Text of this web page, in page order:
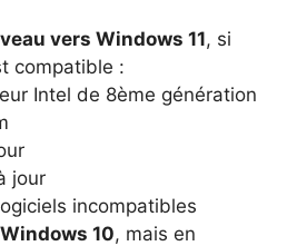
vers Windows 11, si
compatible :
Intel de 8ème génération
jour
incompatibles
10, mais en